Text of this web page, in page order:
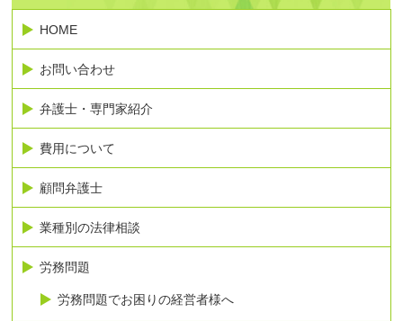
HOME
お問い合わせ
弁護士・専門家紹介
費用について
顧問弁護士
業種別の法律相談
労務問題
労務問題でお困りの経営者様へ